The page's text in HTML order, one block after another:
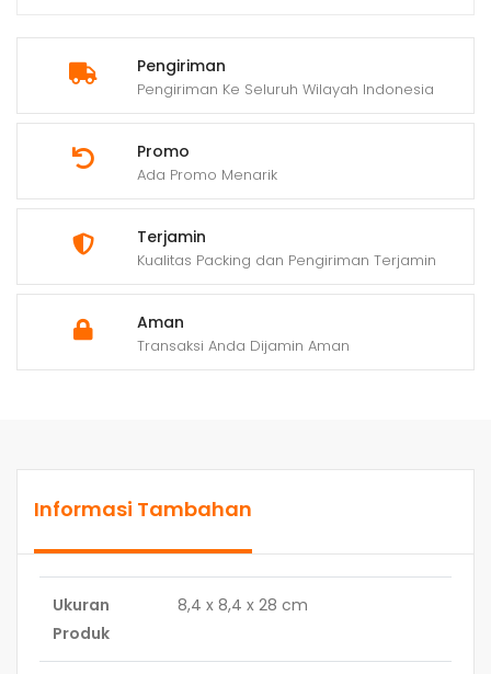
Pengiriman
Pengiriman Ke Seluruh Wilayah Indonesia
Promo
Ada Promo Menarik
Terjamin
Kualitas Packing dan Pengiriman Terjamin
Aman
Transaksi Anda Dijamin Aman
Informasi Tambahan
Ukuran
Produk
8,4 x 8,4 x 28 cm